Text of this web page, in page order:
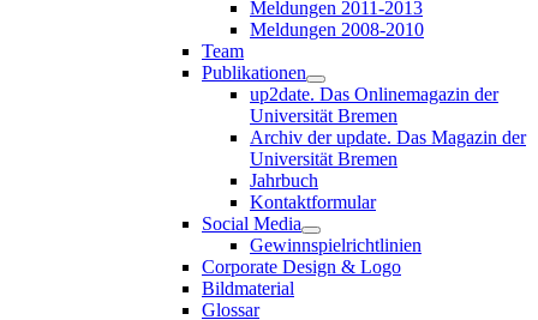
Meldungen 2011-2013
Meldungen 2008-2010
Team
Publikationen
up2date. Das Onlinemagazin der
Universität Bremen
Archiv der update. Das Magazin der
Universität Bremen
Jahrbuch
Kontaktformular
Social Media
Gewinnspielrichtlinien
Corporate Design & Logo
Bildmaterial
Glossar